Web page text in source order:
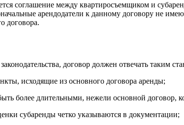
соглашение между квартиросъемщиком и
арендодатели к данному договору не
договора.
договор должен отвечать таким
исходящие из основного договора аренды;
более длительными, нежели основной
субаренды четко указываются в документации;